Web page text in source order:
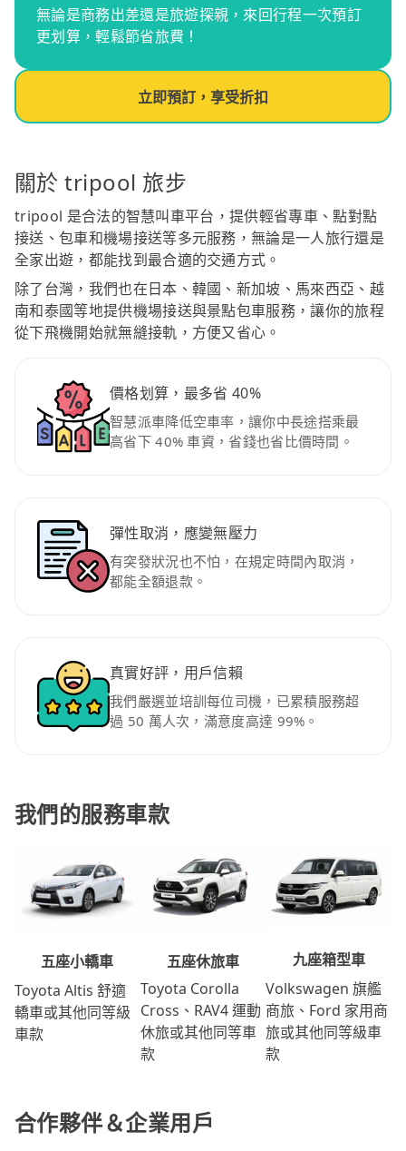
無論是商務出差還是旅遊探親，來回行程一次預訂
更划算，輕鬆節省旅費！
立即預訂，享受折扣
關於 tripool 旅步
tripool 是合法的智慧叫車平台，提供輕省專車、點對點
接送、包車和機場接送等多元服務，無論是一人旅行還是
全家出遊，都能找到最合適的交通方式。
除了台灣，我們也在日本、韓國、新加坡、馬來西亞、越
南和泰國等地提供機場接送與景點包車服務，讓你的旅程
從下飛機開始就無縫接軌，方便又省心。
價格划算，最多省 40%
智慧派車降低空車率，讓你中長途搭乘最
高省下 40% 車資，省錢也省比價時間。
彈性取消，應變無壓力
有突發狀況也不怕，在規定時間內取消，
都能全額退款。
真實好評，用戶信賴
我們嚴選並培訓每位司機，已累積服務超
過 50 萬人次，滿意度高達 99%。
我們的服務車款
五座小轎車
Toyota Altis 舒適
轎車或其他同等級
車款
五座休旅車
Toyota Corolla
Cross、RAV4 運動
休旅或其他同等車
款
九座箱型車
Volkswagen 旗艦
商旅、Ford 家用商
旅或其他同等級車
款
合作夥伴＆企業用戶